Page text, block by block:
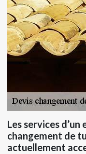
Les services
changement de
actuellement